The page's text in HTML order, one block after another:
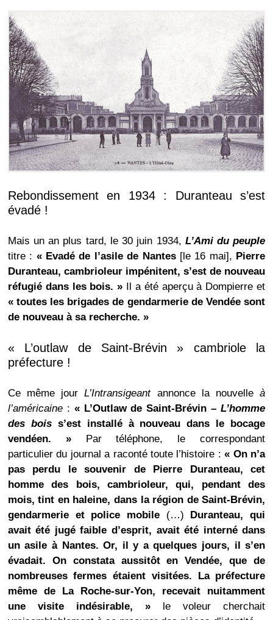
Rebondissement en 1934 : Duranteau s’est
évadé !
Mais un an plus tard, le 30 juin 1934, L’Ami du peuple
titre : « Evadé de l’asile de Nantes [le 16 mai], Pierre
Duranteau, cambrioleur impénitent, s’est de nouveau
réfugié dans les bois. » Il a été aperçu à Dompierre et
« toutes les brigades de gendarmerie de Vendée sont
de nouveau à sa recherche. »
« L’outlaw de Saint-Brévin » cambriole la
préfecture !
Ce même jourL’Intransigeantannonce la nouvelleà
l’américaine: « L’Outlaw de Saint-Brévin –L’homme
des boiss’est installé à nouveau dans le bocage
vendéen. »Par téléphone, le correspondant
particulier du journal a raconté toute l’histoire :« On n’a
pas perdu le souvenir de Pierre Duranteau, cet
homme des bois, cambrioleur, qui, pendant des
mois, tint en haleine, dans la région de Saint-Brévin,
gendarmerie et police mobile (…) Duranteau, qui
avait été jugé faible d’esprit, avait été interné dans
un asile à Nantes. Or, il y a quelques jours, il s’en
évadait. On constata aussitôt en Vendée, que de
nombreuses fermes étaient visitées. La préfecture
même de La Roche-sur-Yon, recevait nuitamment
une visite indésirable, » le voleur cherchait